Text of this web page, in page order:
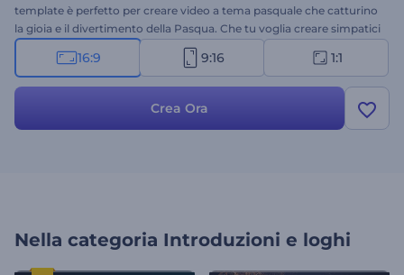
template è perfetto per creare video a tema pasquale che catturino
la gioia e il divertimento della Pasqua. Che tu voglia creare simpatici
auguri di Pasqua per i tuoi cari, inviti per le feste, post per i social
media o promozioni, queste animazioni sono perfette per strappare
tuoi video a tema pasquale aggiungendo i tuoi messaggi, loghi e
16:9 9:16 1:1
Crea Ora
Nella categoria Introduzioni e loghi